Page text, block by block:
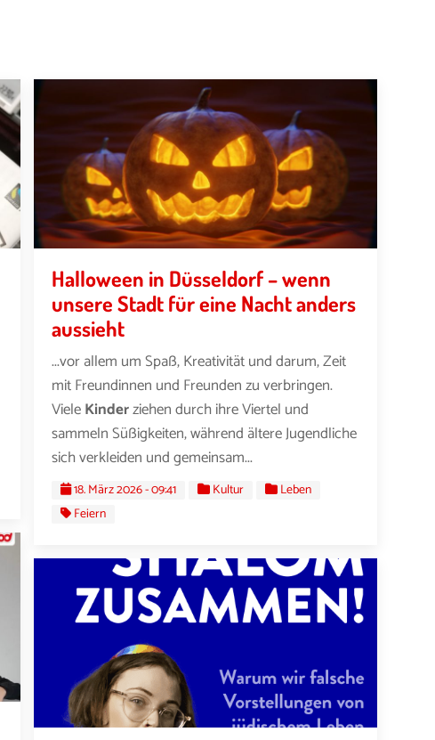
Halloween in Düsseldorf – wenn
unsere Stadt für eine Nacht anders
aussieht
...vor allem um Spaß, Kreativität und darum, Zeit
mit Freundinnen und Freunden zu verbringen.
VieleKinderziehen durch ihre Viertel und
sammeln Süßigkeiten, während ältere Jugendliche
sich verkleiden und gemeinsam...
18. März 2026 - 09:41 Kultur
Leben
Feiern